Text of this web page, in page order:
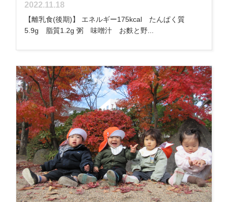
2022.11.18
【離乳食(後期)】 エネルギー175kcal たんぱく質
5.9g 脂質1.2g 粥 味噌汁 お麩と野...